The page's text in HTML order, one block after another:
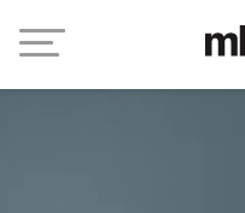
Navigation